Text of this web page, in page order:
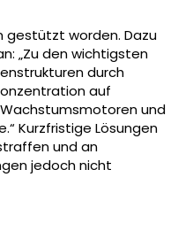
gestützt worden. Dazu
„Zu den wichtigsten
durch
auf
und
Kurzfristige Lösungen
und an
jedoch nicht